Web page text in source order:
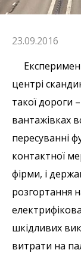
23.09.2016
центрі
такої дороги
вантажівках
пересуванні
контактної
фірми, і
розгортання
шкідливих
витрати на